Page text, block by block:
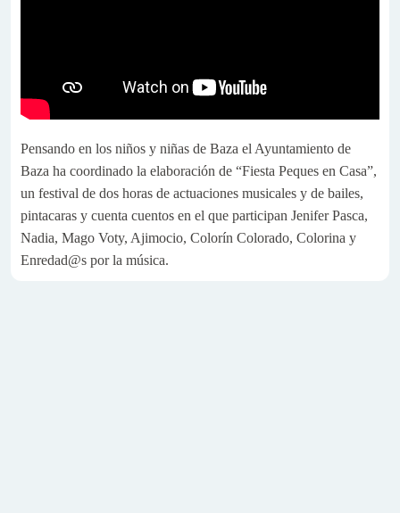
Pensando en los niños y niñas de Baza el Ayuntamiento de
Baza ha coordinado la elaboración de “Fiesta Peques en Casa”,
un festival de dos horas de actuaciones musicales y de bailes,
pintacaras y cuenta cuentos en el que participan Jenifer Pasca,
Nadia, Mago Voty, Ajimocio, Colorín Colorado, Colorina y
Enredad@s por la música.